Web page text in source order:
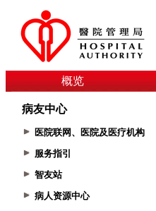
概览
病友中心
医院联网、医院及医疗机构
服务指引
智友站
病人资源中心